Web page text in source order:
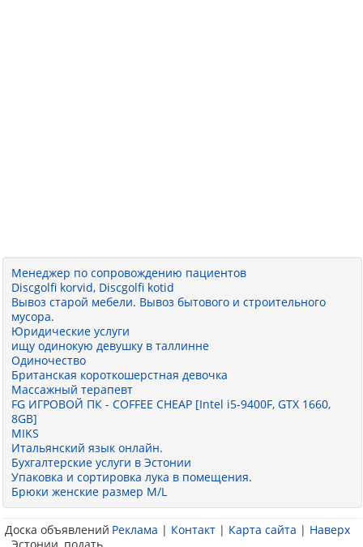
Менеджер по сопровождению пациентов
Discgolfi korvid, Discgolfi kotid
Вывоз старой мебели. Вывоз бытового и строительного
мусора.
Юридические услуги
ищу одинокую девушку в таллинне
Одиночество
Британская короткошерстная девочка
Массажный терапевт
FG ИГРОВОЙ ПК - COFFEE CHEAP [Intel i5-9400F, GTX 1660,
8GB]
MIKS
Итальянский язык онлайн.
Бухгалтерские услуги в Эстонии
Упаковка и сортировка лука в помещения.
Брюки женские размер M/L
Реклама | Контакт | Карта сайта | Наверх
Доска объявлений